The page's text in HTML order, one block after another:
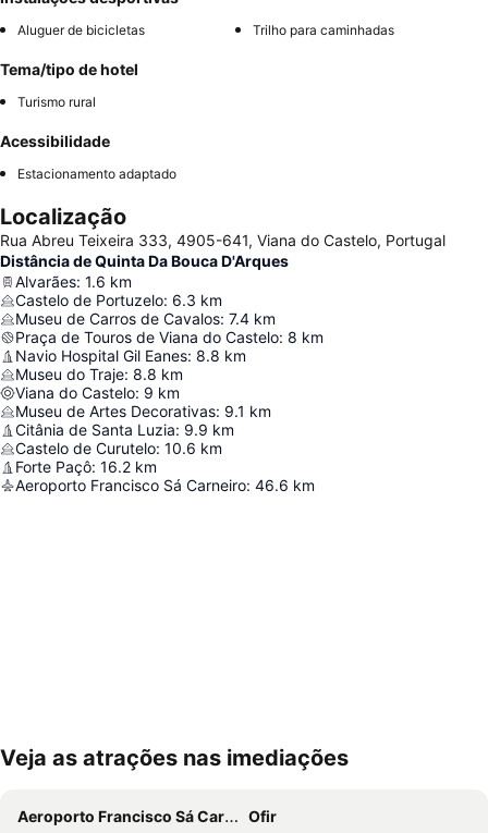
Aluguer de bicicletas Trilho para caminhadas
Tema/tipo de hotel
Turismo rural
Acessibilidade
Estacionamento adaptado
Localização
Rua Abreu Teixeira 333, 4905-641, Viana do Castelo, Portugal
Distância de Quinta Da Bouca D'Arques
Alvarães: 1.6 km
Castelo de Portuzelo: 6.3 km
Museu de Carros de Cavalos: 7.4 km
Praça de Touros de Viana do Castelo: 8 km
Navio Hospital Gil Eanes: 8.8 km
Museu do Traje: 8.8 km
Viana do Castelo: 9 km
Museu de Artes Decorativas: 9.1 km
Citânia de Santa Luzia: 9.9 km
Castelo de Curutelo: 10.6 km
Forte Paçô: 16.2 km
Aeroporto Francisco Sá Carneiro: 46.6 km
Ampliar mapa
Veja as atrações nas imediações
Aeroporto Francisco Sá Carneiro
Ofir